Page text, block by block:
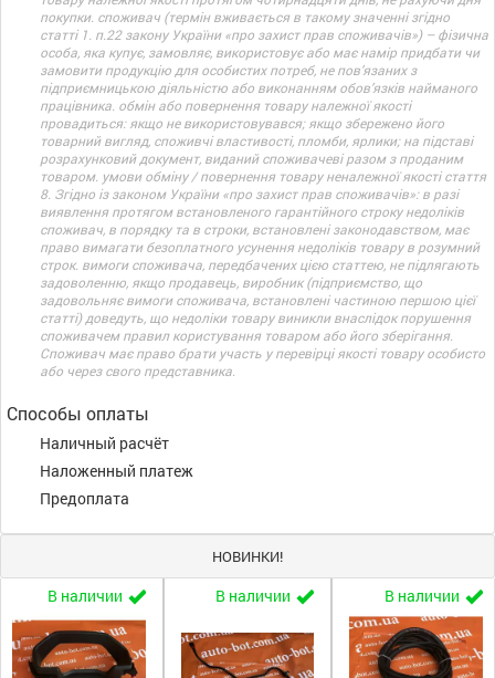
покупки. споживач (термін вживається в такому значенні згідно
статті 1. п.22 закону України «про захист прав споживачів») – фізична
особа, яка купує, замовляє, використовує або має намір придбати чи
замовити продукцію для особистих потреб, не пов’язаних з
підприємницькою діяльністю або виконанням обов’язків найманого
працівника. обмін або повернення товару належної якості
провадиться: якщо не використовувався; якщо збережено його
товарний вигляд, споживчі властивості, пломби, ярлики; на підставі
розрахунковий документ, виданий споживачеві разом з проданим
товаром. умови обміну / повернення товару неналежної якості стаття
8. Згідно із законом України «про захист прав споживачів»: в разі
виявлення протягом встановленого гарантійного строку недоліків
споживач, в порядку та в строки, встановлені законодавством, має
право вимагати безоплатного усунення недоліків товару в розумний
строк. вимоги споживача, передбачених цією статтею, не підлягають
задоволенню, якщо продавець, виробник (підприємство, що
задовольняє вимоги споживача, встановлені частиною першою цієї
статті) доведуть, що недоліки товару виникли внаслідок порушення
споживачем правил користування товаром або його зберігання.
Споживач має право брати участь у перевірці якості товару особисто
або через свого представника.
Способы оплаты
Наличный расчёт
Наложенный платеж
Предоплата
НОВИНКИ!
В наличии В наличии В наличии